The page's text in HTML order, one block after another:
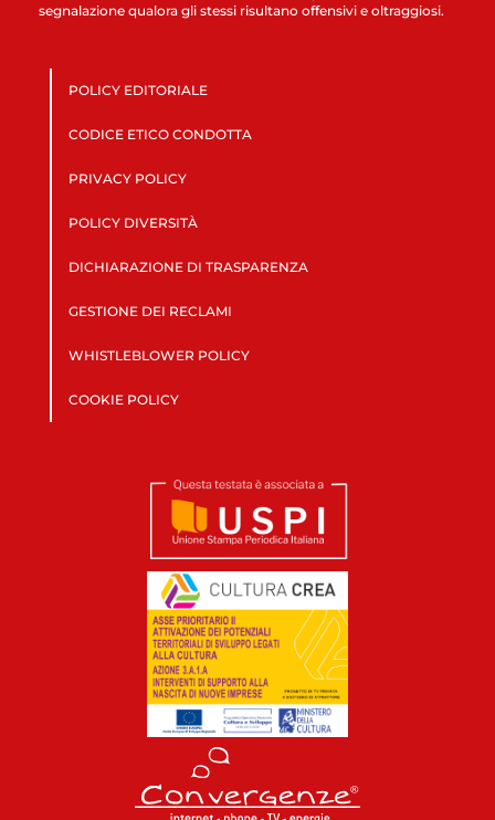
segnalazione qualora gli stessi risultano offensivi e oltraggiosi.
POLICY EDITORIALE
CODICE ETICO CONDOTTA
PRIVACY POLICY
POLICY DIVERSITÀ
DICHIARAZIONE DI TRASPARENZA
GESTIONE DEI RECLAMI
WHISTLEBLOWER POLICY
COOKIE POLICY